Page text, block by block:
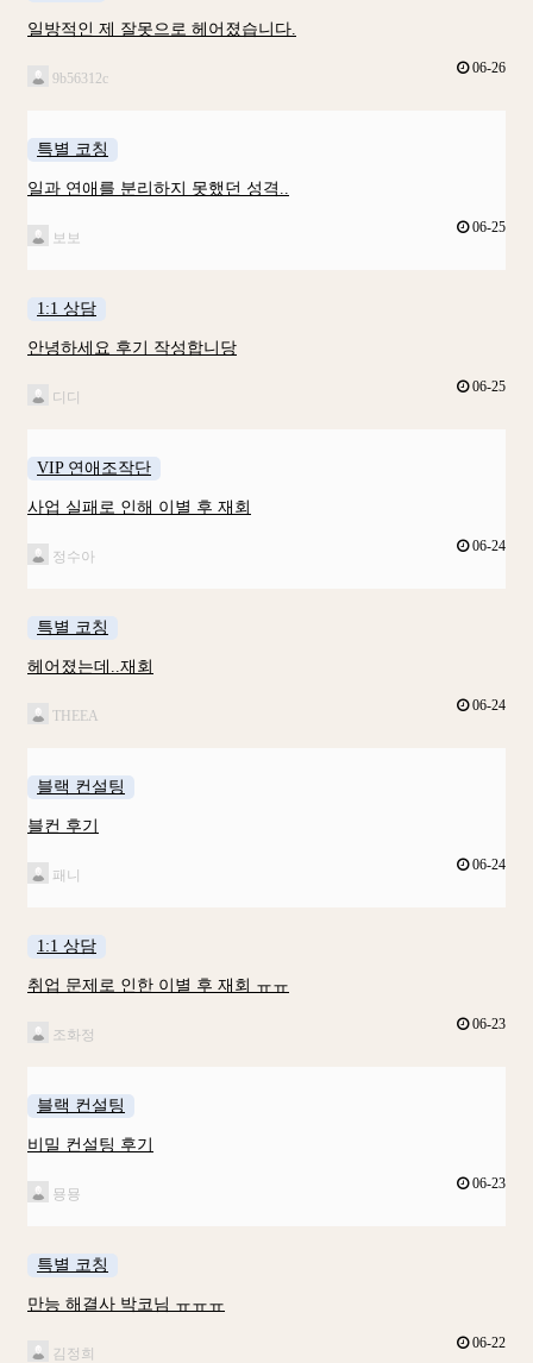
일방적인 제 잘못으로 헤어졌습니다.
9b56312c
06-26
특별 코칭
일과 연애를 분리하지 못했던 성격..
보보
06-25
1:1 상담
안녕하세요 후기 작성합니당
디디
06-25
VIP 연애조작단
사업 실패로 인해 이별 후 재회
정수아
06-24
특별 코칭
헤어졌는데..재회
THEEA
06-24
블랙 컨설팅
블컨 후기
패니
06-24
1:1 상담
취업 문제로 인한 이별 후 재회 ㅠㅠ
조화정
06-23
블랙 컨설팅
비밀 컨설팅 후기
묭묭
06-23
특별 코칭
만능 해결사 박코님 ㅠㅠㅠ
김정희
06-22